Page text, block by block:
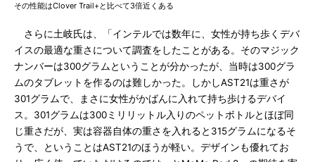
その性能はClover Trail+と比べて3倍近くある
さらに土岐氏は、「インテルでは数年に、女性が持ち歩くデバ
イスの最適な重さについて調査をしたことがある。そのマジック
ナンバーは300グラムということが分かったが、当時は300グラ
ムのタブレットを作るのは難しかった。しかしAST21は重さが
301グラムで、まさに女性がかばんに入れて持ち歩けるデバイ
ス。301グラムは300ミリリットル入りのペットボトルとほぼ同
じ重さだが、実は容器自体の重さを入れると315グラムになるそ
うで、ということはAST21のほうが軽い。デザインも優れてお